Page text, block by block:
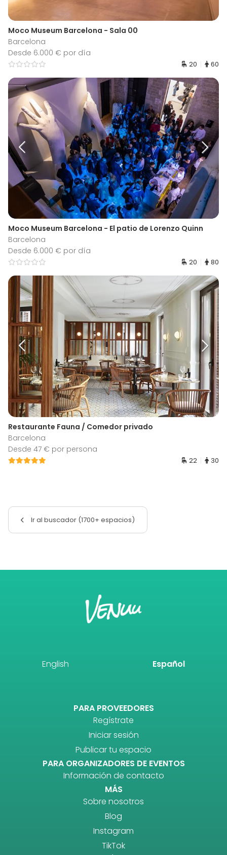
Moco Museum Barcelona - Sala 00
Barcelona
Desde 6.000 € por día
20 60
Moco Museum Barcelona - El patio de Lorenzo Quinn
Barcelona
Desde 6.000 € por día
20 80
Restaurante Fauna / Comedor privado
Barcelona
Desde 47 € por persona
22 30
Ir al buscador (1700+ espacios)
English Español
PARA PROVEEDORES
Regístrate
Iniciar sesión
Publicar tu espacio
PARA ORGANIZADORES DE EVENTOS
Información de contacto
MÁS
Sobre nosotros
Blog
Instagram
TikTok